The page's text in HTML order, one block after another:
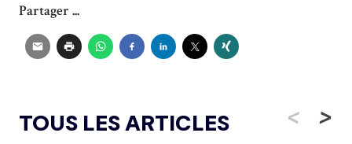
Partager ...
TOUS LES ARTICLES < >